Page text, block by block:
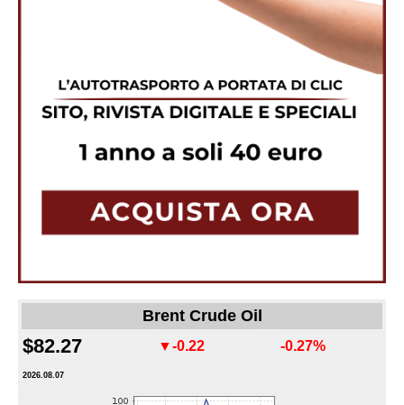
Brent Crude Oil
$82.27 ▼-0.22 -0.27%
2026.08.07